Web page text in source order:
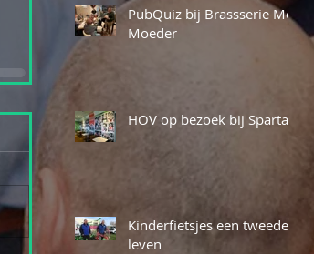
PubQuiz bij Brassserie Me
Moeder
HOV op bezoek bij Sparta
Kinderfietsjes een tweede
leven